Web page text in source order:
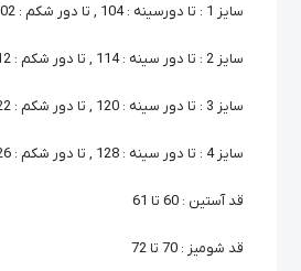
سایز 1 : تا دورسینه : 104 , تا دور شکم : 102 , تا دور باسن : 108 , تا دور بازو : 38
سایز 2 : تا دور سینه : 114 , تا دور شکم : 112 , تا دور باسن : 116 , تا دور بازو : 40
سایز 3 : تا دور سینه : 120 , تا دور شکم : 122 , تا دور باسن : 124 , تا دور بازو : 44
سایز 4 : تا دور سینه : 128 , تا دور شکم : 126 , تا دور باسن : 130 , تا دور بازو : 48
قد آستین : 60 تا 61
قد شومیز : 70 تا 72